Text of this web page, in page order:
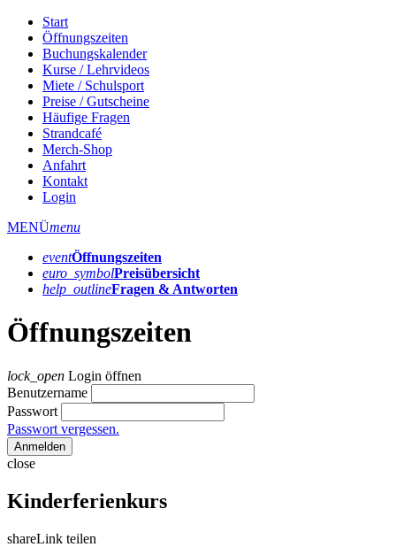
Start
Öffnungszeiten
Buchungskalender
Kurse / Lehrvideos
Miete / Schulsport
Preise / Gutscheine
Häufige Fragen
Strandcafé
Merch-Shop
Anfahrt
Kontakt
Login
MENÜmenu
eventÖffnungs­zeiten
euro_symbolPreis­übersicht
help_outlineFragen & Antworten
Öffnungszeiten
lock_open Login öffnen
Benutzername
Passwort
Passwort vergessen.
Anmelden
close
Kinderferienkurs
shareLink teilen